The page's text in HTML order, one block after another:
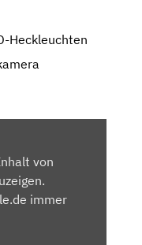
Heckleuchten
von
immer